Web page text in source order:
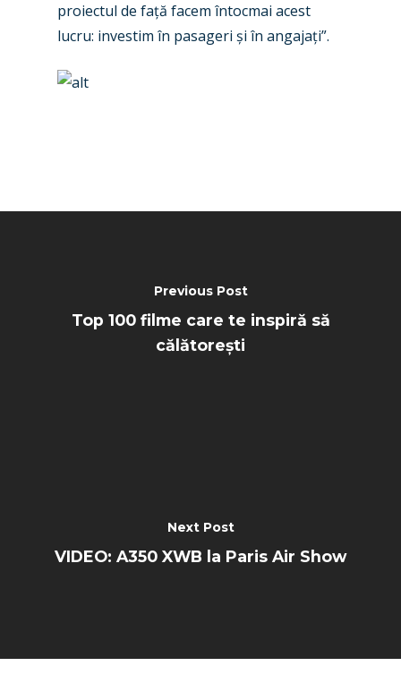
proiectul de față facem întocmai acest
lucru: investim în pasageri și în angajați”.
Previous Post
Top 100 filme care te inspiră să
călătorești
Next Post
VIDEO: A350 XWB la Paris Air Show